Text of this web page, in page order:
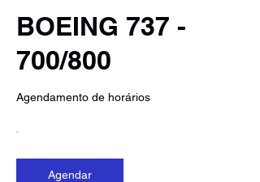
BOEING 737 -
700/800
Agendamento de horários
Agendar